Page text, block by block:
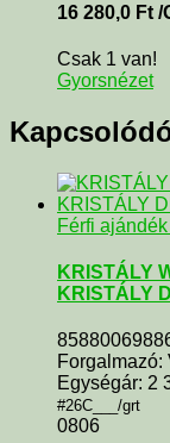
16 280,0 Ft /
Csak 1 van!
Gyorsnézet
Férfi
KRISTÁLY
KRISTÁLY
Forgalmazó:
Egységár: 2
#26C___/grt
0806